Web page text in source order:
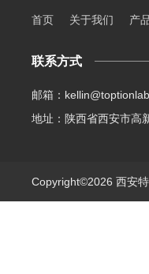
首页 关于我们 产
联系方式
邮箱：
地址：陕西省西安市高
Copyright©2026 西安